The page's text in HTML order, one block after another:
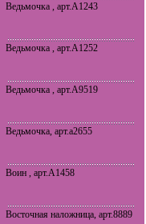
Ведьмочка , арт.A1243
Ведьмочка , арт.A1252
Ведьмочка , арт.A9519
Ведьмочка, арт.a2655
Воин , арт.A1458
Восточная наложница, арт.8889